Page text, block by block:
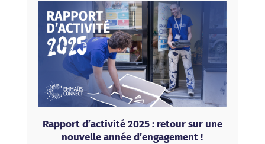
Rapport d’activité 2025 : retour sur une
nouvelle année d’engagement !